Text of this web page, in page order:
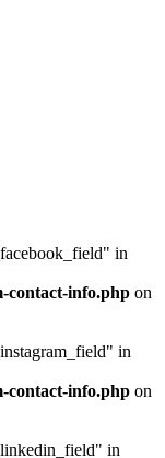
in
contact-info.php on
in
contact-info.php on
in